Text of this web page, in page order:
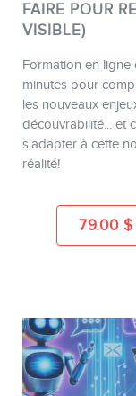
FAIRE POUR
VISIBLE)
Formation en ligne
minutes pour
les nouveaux
découvrabilité... et
s'adapter à cette
réalité!
79.00 $